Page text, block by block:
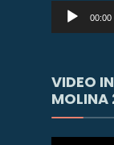
Reproductor
de
00:00
VIDEO